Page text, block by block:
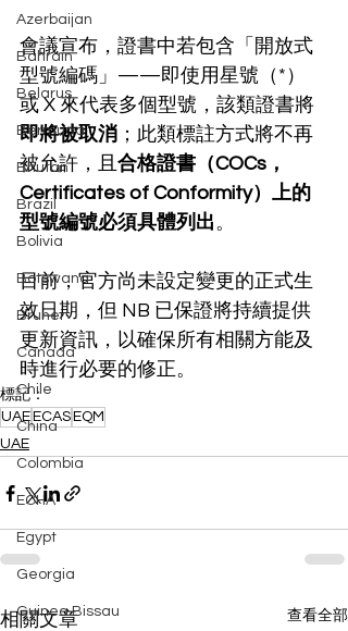
Azerbaijan
Bahrain
Belarus
Bermuda
Bhutan
Brazil
Bolivia
Botswana
Brunei
Canada
Chile
China
Colombia
ECHA
Egypt
Georgia
Guinea Bissau
會議宣布，證書中若包含「開放式
型號編碼」——即使用星號（*）
或 X 來代表多個型號，該類證書將
即將被取消 ；此類標註方式將不再
被允許，且 合格證書（COCs，
Certificates of Conformity）上的
型號編號必須具體列出。
目前，官方尚未設定變更的正式生
效日期，但 NB 已保證將持續提供
更新資訊，以確保所有相關方能及
時進行必要的修正。
標記：
UAE ECAS EQM
UAE
相關文章 查看全部